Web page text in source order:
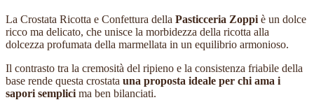
La Crostata Ricotta e Confettura della Pasticceria Zoppi è un dolce
ricco ma delicato, che unisce la morbidezza della ricotta alla
dolcezza profumata della marmellata in un equilibrio armonioso.
Il contrasto tra la cremosità del ripieno e la consistenza friabile della
base rende questa crostata una proposta ideale per chi ama i
sapori semplici ma ben bilanciati.